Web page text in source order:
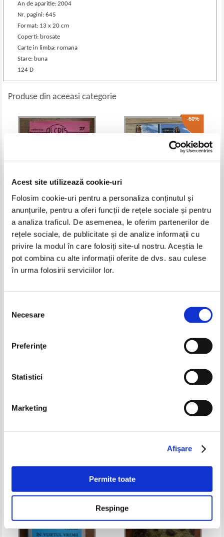
Acest site utilizează cookie-uri
Folosim cookie-uri pentru a personaliza conținutul și
anunțurile, pentru a oferi funcții de rețele sociale și pentru
a analiza traficul. De asemenea, le oferim partenerilor de
rețele sociale, de publicitate și de analize informații cu
privire la modul în care folosiți site-ul nostru. Aceștia le
pot combina cu alte informații oferite de dvs. sau culese
în urma folosirii serviciilor lor.
consimțământului
Necesare
Preferinţe
Statistici
Marketing
Afişare
Permite toate
Respinge
An de aparitie: 2004
Nr. pagini: 645
Format: 13 x 20 cm
Coperti: brosate
Carte in limba: romana
Stare: buna
124 D
Produse din aceeasi categorie
Eva Rutland - Intotdeauna
Craciun
Pret:9,00 Lei
Adaugă în coș
-60%
N. Erceanu - Limba si literatura
romana, pentru clasa a VIII-a
Pret:17,00Lei 6,80 Lei
Adaugă în coș
Pret:18,00Lei Lei